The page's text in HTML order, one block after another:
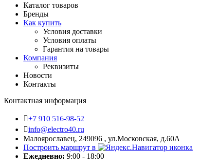
Каталог товаров
Бренды
Как купить
Условия доставки
Условия оплаты
Гарантия на товары
Компания
Реквизиты
Новости
Контакты
Контактная информация
+7 910 516-98-52
info@electro40.ru
Малоярославец, 249096 , ул.Московская, д.60А
Построить маршрут в
Ежедневно: 9:00 - 18:00